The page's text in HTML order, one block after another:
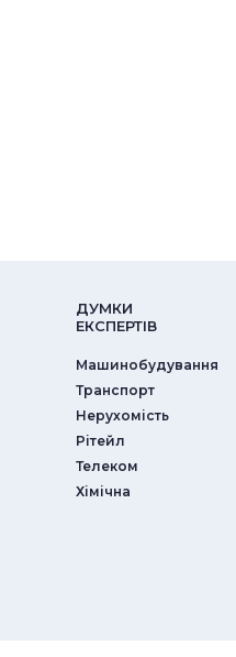
ДУМКИ
ЕКСПЕРТIВ
Машинобудування
Транспорт
Нерухомість
Рітейл
Телеком
Хімічна